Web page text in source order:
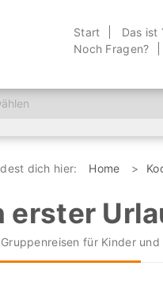
Start Das ist
Noch Fragen?
dich hier: Home
erster
für Kinder